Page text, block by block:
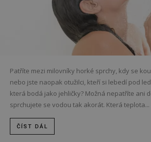
Patříte mezi milovníky horké sprchy, kdy se
nebo jste naopak otužilci, kteří si lebedí pod
která bodá jako jehličky? Možná nepatříte ani
sprchujete se vodou tak akorát. Která teplota...
ČÍST DÁL